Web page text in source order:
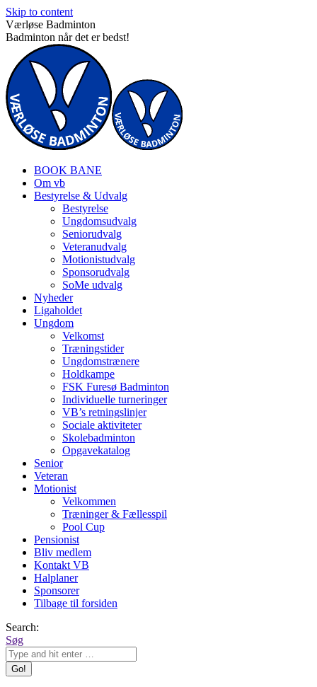
Skip to content
Værløse Badminton
Badminton når det er bedst!
BOOK BANE
Om vb
Bestyrelse & Udvalg
Bestyrelse
Ungdomsudvalg
Seniorudvalg
Veteranudvalg
Motionistudvalg
Sponsorudvalg
SoMe udvalg
Nyheder
Ligaholdet
Ungdom
Velkomst
Træningstider
Ungdomstrænere
Holdkampe
FSK Furesø Badminton
Individuelle turneringer
VB’s retningslinjer
Sociale aktiviteter
Skolebadminton
Opgavekatalog
Senior
Veteran
Motionist
Velkommen
Træninger & Fællesspil
Pool Cup
Pensionist
Bliv medlem
Kontakt VB
Halplaner
Sponsorer
Tilbage til forsiden
Search:
Søg